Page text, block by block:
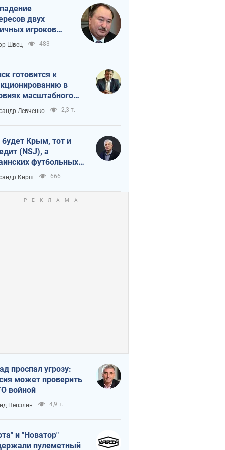
двух
игроков
план
и Путина?
Швец 483
готовится к
в
масштабного
кризиса
Левченко 2,3 т.
будет Крым, тот и
(NSJ), а
футбольных
могут
убийцами
Кирш 666
проспал угрозу:
может проверить
войной
Невзлин 4,9 т.
и "Новатор"
пулеметный